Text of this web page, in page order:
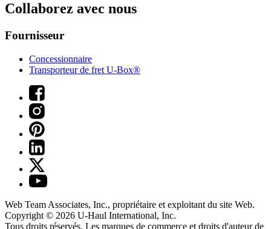
Collaborez avec nous
Fournisseur
Concessionnaire
Transporteur de fret U-Box®
Web Team Associates, Inc., propriétaire et exploitant du site Web.
Copyright © 2026 U-Haul International, Inc.
Tous droits réservés. Les marques de commerce et droits d'auteur de